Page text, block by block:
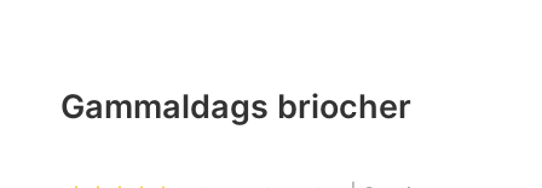
Gammaldags briocher